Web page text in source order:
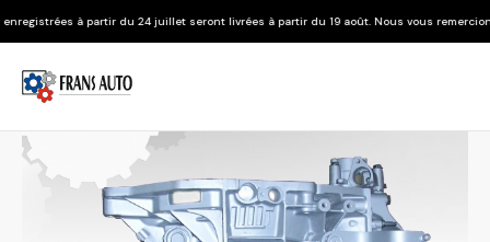
24 juillet seront livrées à partir du 19 août. Nous vous remercions de votre